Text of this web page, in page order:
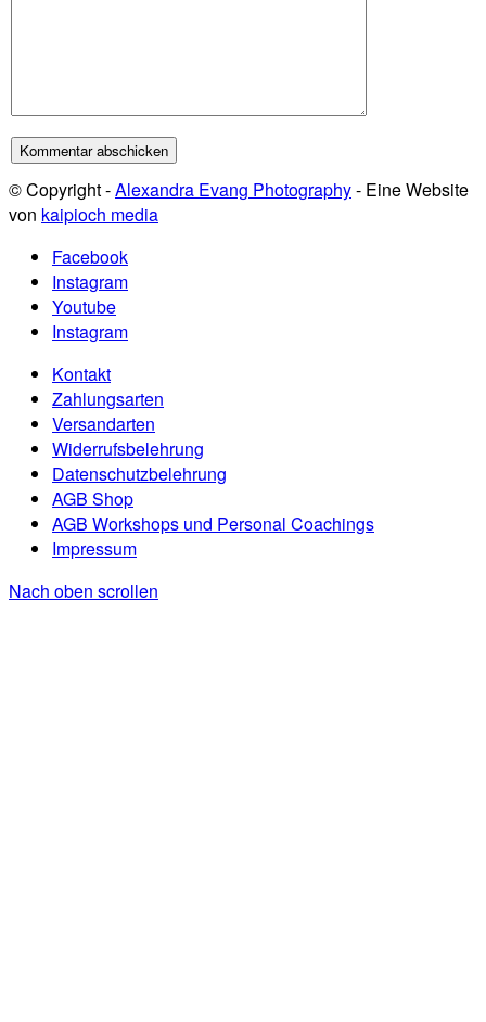
© Copyright -Alexandra Evang Photography- Eine Website
von kaipioch media
Facebook
Instagram
Youtube
Instagram
Kontakt
Zahlungsarten
Versandarten
Widerrufsbelehrung
Datenschutzbelehrung
AGB Shop
AGB Workshops und Personal Coachings
Impressum
Nach oben scrollen